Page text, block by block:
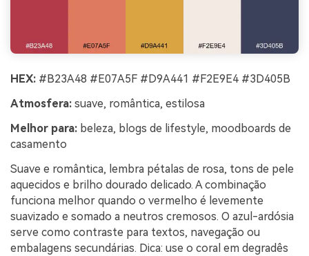
HEX: #B23A48 #E07A5F #D9A441 #F2E9E4 #3D405B
Atmosfera: suave, romântica, estilosa
Melhor para: beleza, blogs de lifestyle, moodboards de
casamento
Suave e romântica, lembra pétalas de rosa, tons de pele
aquecidos e brilho dourado delicado. A combinação
funciona melhor quando o vermelho é levemente
suavizado e somado a neutros cremosos. O azul-ardósia
serve como contraste para textos, navegação ou
embalagens secundárias. Dica: use o coral em degradês